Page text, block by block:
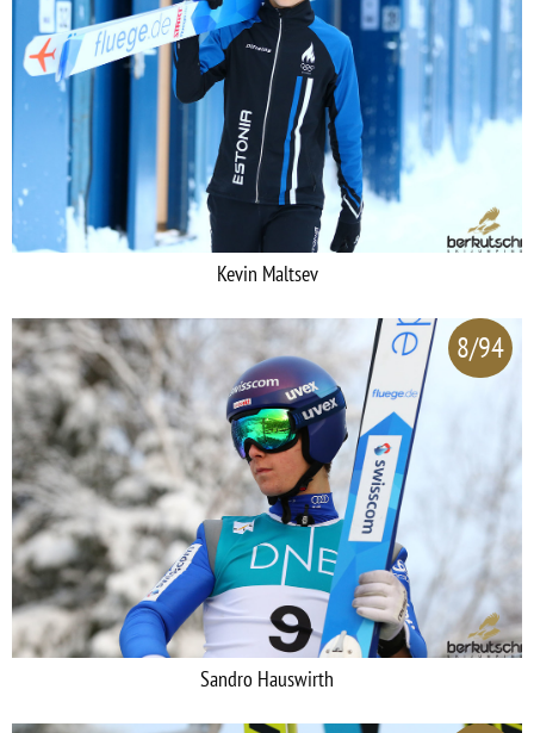
Kevin Maltsev
8/94
Sandro Hauswirth